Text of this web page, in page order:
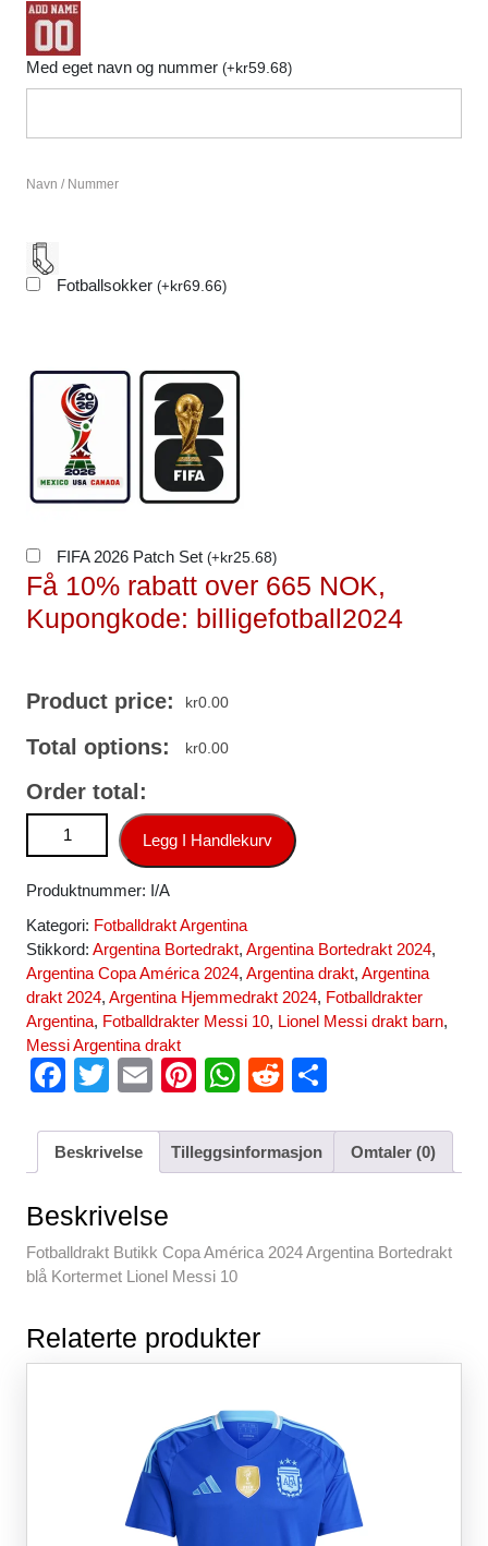
Med eget navn og nummer (+kr59.68)
Navn / Nummer
Fotballsokker (+kr69.66)
FIFA 2026 Patch Set (+kr25.68)
Få 10% rabatt over 665 NOK,
Kupongkode: billigefotball2024
Product price: kr0.00
Total options: kr0.00
Order total:
Fotballdrakt Butikk Copa América 2024 Argentina Bortedrakt
blå Kortermet Lionel Messi 10 antall
Legg I Handlekurv
Produktnummer: I/A
Kategori: Fotballdrakt Argentina
Stikkord: Argentina Bortedrakt, Argentina Bortedrakt 2024,
Argentina Copa América 2024, Argentina drakt, Argentina
drakt 2024, Argentina Hjemmedrakt 2024, Fotballdrakter
Argentina, Fotballdrakter Messi 10, Lionel Messi drakt barn,
Messi Argentina drakt
F
c
b
o
o
T
tt
E
ail
Pi
er
e
W
at
s
p
R
d
di
ar
e
Beskrivelse Tilleggsinformasjon Omtaler (0)
Beskrivelse
Fotballdrakt Butikk Copa América 2024 Argentina Bortedrakt
blå Kortermet Lionel Messi 10
Relaterte produkter